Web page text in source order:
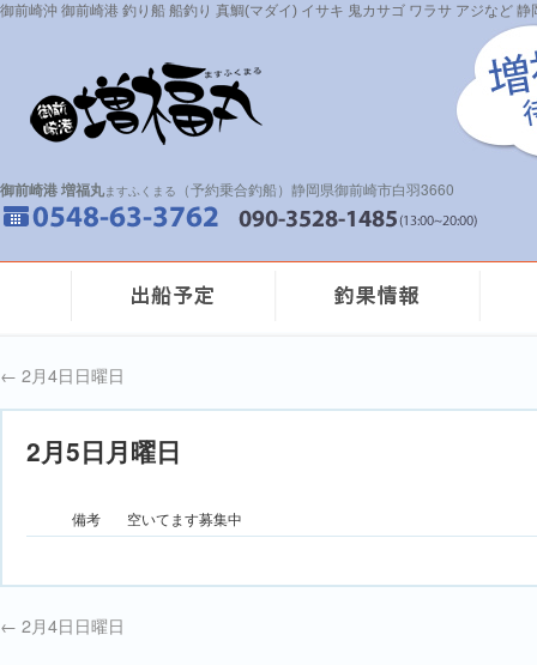
御前崎沖 御前崎港 釣り船 船釣り 真鯛(マダイ) イサキ 鬼カサゴ ワラサ アジなど
御前崎港 増福丸ますふくまる （予約乗合釣船）静岡県御前崎市白羽3660
← 2月4日日曜日
2月5日月曜日
備考 空いてます募集中
← 2月4日日曜日